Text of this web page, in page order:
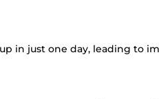
in just one day, leading to